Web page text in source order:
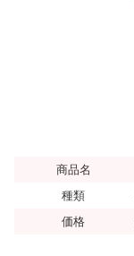
商品名
種類
価格